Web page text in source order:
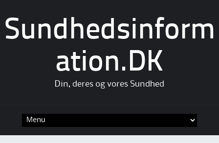
Sundhedsinform
ation.DK
Din, deres og vores Sundhed